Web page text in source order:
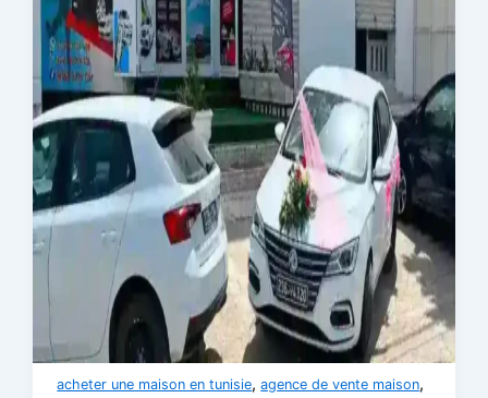
acheter une maison en tunisie,agence de vente maison,